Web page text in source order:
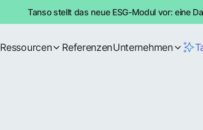
Tanso stellt das neue ESG-Modul vor: eine
Ressourcen ReferenzenUnternehmen